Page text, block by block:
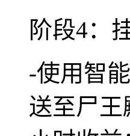
阶段4：
-使用智
送至尸